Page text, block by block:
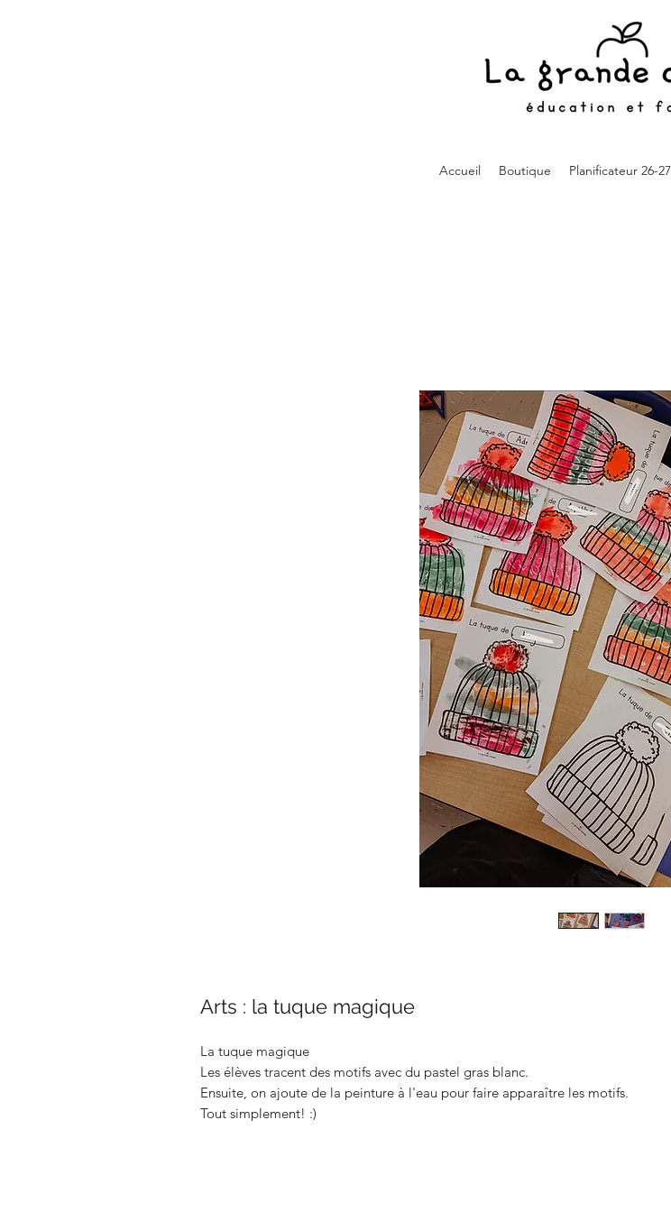
Accueil Boutique Planificateur 26-27
Arts : la tuque magique
La tuque magique
Les élèves tracent des motifs avec du pastel gras blanc.
Ensuite, on ajoute de la peinture à l'eau pour faire apparaître les motifs.
Tout simplement! :)